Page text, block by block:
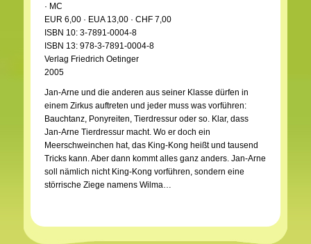
· MC
EUR 6,00 · EUA 13,00 · CHF 7,00
ISBN 10: 3-7891-0004-8
ISBN 13: 978-3-7891-0004-8
Verlag Friedrich Oetinger
2005
Jan-Arne und die anderen aus seiner Klasse dürfen in
einem Zirkus auftreten und jeder muss was vorführen:
Bauchtanz, Ponyreiten, Tierdressur oder so. Klar, dass
Jan-Arne Tierdressur macht. Wo er doch ein
Meerschweinchen hat, das King-Kong heißt und tausend
Tricks kann. Aber dann kommt alles ganz anders. Jan-Arne
soll nämlich nicht King-Kong vorführen, sondern eine
störrische Ziege namens Wilma…